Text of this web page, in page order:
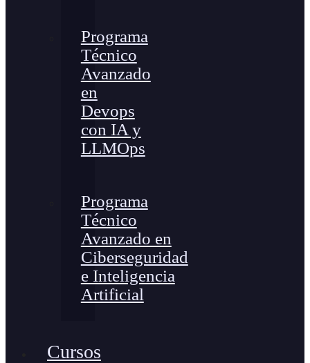
Programa
Técnico
Avanzado
en
Devops
con IA y
LLMOps
Programa
Técnico
Avanzado en
Ciberseguridad
e Inteligencia
Artificial
Cursos